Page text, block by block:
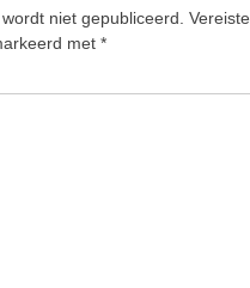
niet gepubliceerd. Vereiste
met *